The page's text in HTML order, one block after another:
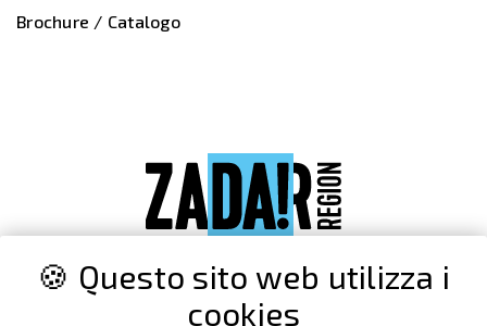
Brochure / Catalogo
🍪 Questo sito web utilizza i
cookies